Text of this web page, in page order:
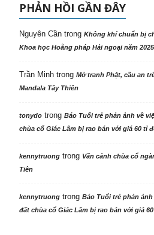
PHẢN HỒI GẦN ĐÂY
Nguyên Cầntrong Không khí chuẩn bị
Khoa học Hoằng pháp Hải ngoại năm
Trần Minhtrong Mở tranh Phật, cầu an
Mandala Tây Thiên
tonydotrong Báo Tuổi trẻ phản ảnh về
chùa cổ Giác Lâm bị rao bán với giá 60 tỉ
kennytruongtrong Vãn cảnh chùa cổ
Tiên
kennytruongtrong Báo Tuổi trẻ phản
đất chùa cổ Giác Lâm bị rao bán với giá